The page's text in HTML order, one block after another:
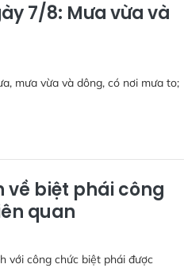
7/8: Mưa vừa và
mưa vừa và dông, có nơi mưa to;
về biệt phái công
quan
với công chức biệt phái được